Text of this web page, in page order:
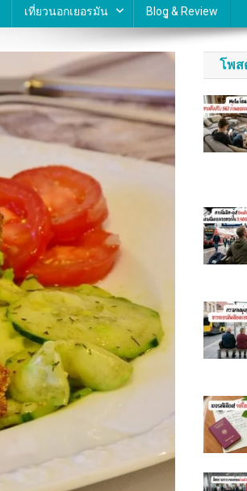
เที่ยวนอกเยอรมัน Blogู & Review
โพส